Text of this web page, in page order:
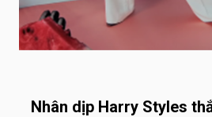
Nhân dịp Harry Styles